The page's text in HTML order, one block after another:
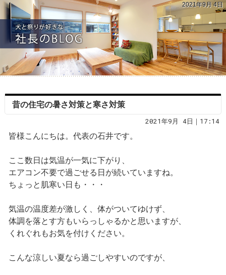
2021年9月 4日
昔の住宅の暑さ対策と寒さ対策
2021年9月 4日｜17:14
皆様こんにちは。代表の石井です。
ここ数日は気温が一気に下がり、
エアコン不要で過ごせる日が続いていますね。
ちょっと肌寒い日も・・・
気温の温度差が激しく、体がついてゆけず、
体調を落とす方もいらっしゃるかと思いますが、
くれぐれもお気を付けください。
こんな涼しい夏なら過ごしやすいのですが、